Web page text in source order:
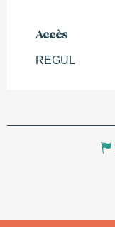
Accès
Accès
REGUL